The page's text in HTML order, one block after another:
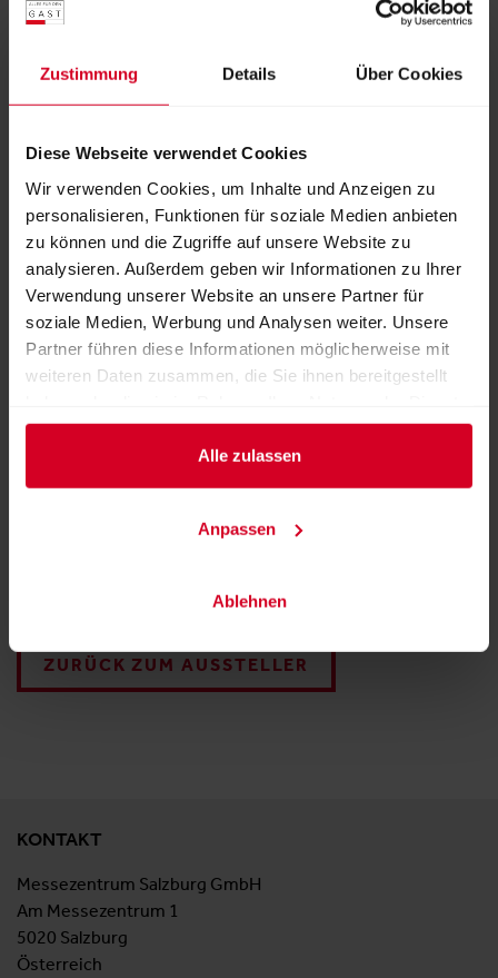
Zustimmung Details Über Cookies
Diese Webseite verwendet Cookies
Wir verwenden Cookies, um Inhalte und Anzeigen zu
personalisieren, Funktionen für soziale Medien anbieten
zu können und die Zugriffe auf unsere Website zu
analysieren. Außerdem geben wir Informationen zu Ihrer
Verwendung unserer Website an unsere Partner für
soziale Medien, Werbung und Analysen weiter. Unsere
Partner führen diese Informationen möglicherweise mit
weiteren Daten zusammen, die Sie ihnen bereitgestellt
gesammelt haben.
Alle zulassen
Anpassen
Ablehnen
Terrassenmöbel nach Ihren Vorstellungen und Wünschen!
Aussteller: ELEFANT-Möbel VertriebsgmbH
Weitere Produkte von diesem Aussteller
Aluminium Terrassenmöbel
Gastgartenbänke
ZURÜCK ZUM AUSSTELLER
KONTAKT
Messezentrum Salzburg GmbH
Am Messezentrum 1
5020 Salzburg
Österreich